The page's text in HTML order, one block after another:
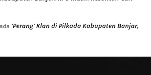
‘Perang’ Klan di Pilkada Kabupaten Banjar,